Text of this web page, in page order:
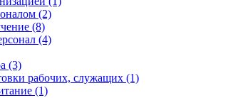
(2)
(8)
(4)
(3)
рабочих, служащих (1)
(1)